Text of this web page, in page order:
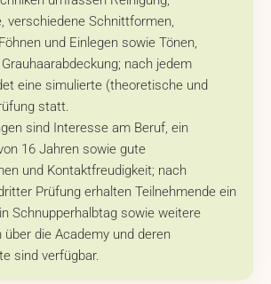
verschiedene Schnittformen,
und Einlegen sowie Tönen,
nach jedem
eine simulierte (theoretische und
statt.
sind Interesse am Beruf, ein
16 Jahren sowie gute
und Kontaktfreudigkeit; nach
Prüfung erhalten Teilnehmende ein
Schnupperhalbtag sowie weitere
über die Academy und deren
sind verfügbar.